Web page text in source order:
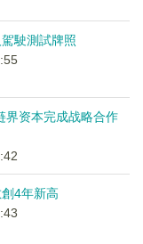
駛測試牌照
界资本完成战略合作
4年新高